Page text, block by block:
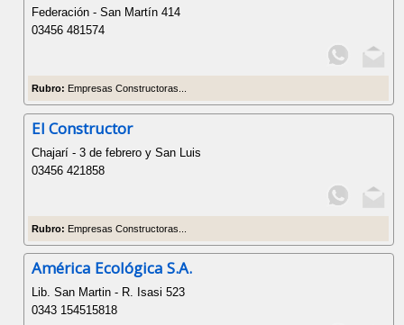
Federación - San Martín 414
03456 481574
Rubro: Empresas Constructoras...
El Constructor
Chajarí - 3 de febrero y San Luis
03456 421858
Rubro: Empresas Constructoras...
América Ecológica S.A.
Lib. San Martin - R. Isasi 523
0343 154515818